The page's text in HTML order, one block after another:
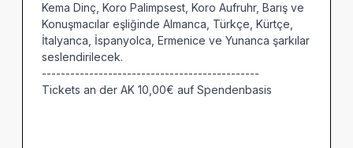
Kema Dinç, Koro Palimpsest, Koro Aufruhr, Barış ve
Konuşmacılar eşliğinde Almanca, Türkçe, Kürtçe,
İtalyanca, İspanyolca, Ermenice ve Yunanca şarkılar
seslendirilecek.
----------------------------------------------
Tickets an der AK 10,00€ auf Spendenbasis